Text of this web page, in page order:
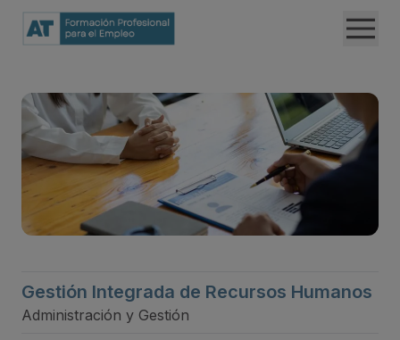
Gestión Integrada de Recursos Humanos
Administración y Gestión